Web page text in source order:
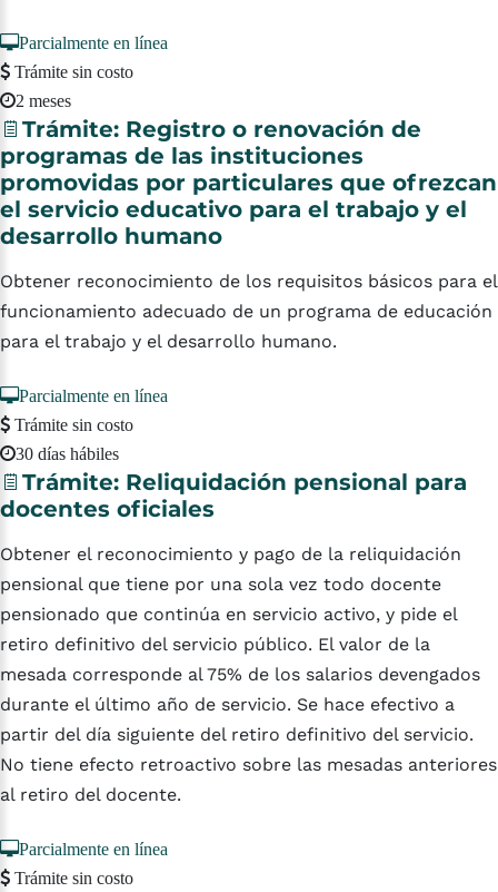
Parcialmente en línea
Trámite sin costo
2 meses
Trámite: Registro o renovación de
programas de las instituciones
promovidas por particulares que ofrezcan
el servicio educativo para el trabajo y el
desarrollo humano
Obtener reconocimiento de los requisitos básicos para el
funcionamiento adecuado de un programa de educación
para el trabajo y el desarrollo humano.
Parcialmente en línea
Trámite sin costo
30 días hábiles
Trámite: Reliquidación pensional para
docentes oficiales
Obtener el reconocimiento y pago de la reliquidación
pensional que tiene por una sola vez todo docente
pensionado que continúa en servicio activo, y pide el
retiro definitivo del servicio público. El valor de la
mesada corresponde al 75% de los salarios devengados
durante el último año de servicio. Se hace efectivo a
partir del día siguiente del retiro definitivo del servicio.
No tiene efecto retroactivo sobre las mesadas anteriores
al retiro del docente.
Parcialmente en línea
Trámite sin costo